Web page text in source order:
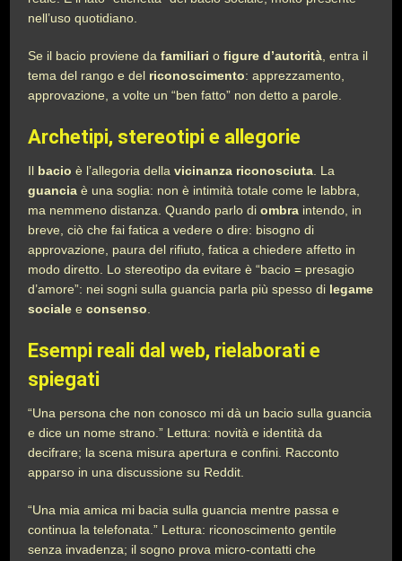
nell’uso quotidiano.
Se il bacio proviene dafamiliari ofigure d’autorità , entra il
tema del rango e del riconoscimento: apprezzamento,
approvazione, a volte un “ben fatto” non detto a parole.
Archetipi, stereotipi e allegorie
Il bacio è l’allegoria dellavicinanza riconosciuta . La
guancia è una soglia: non è intimità totale come le labbra,
ma nemmeno distanza. Quando parlo diombra intendo, in
breve, ciò che fai fatica a vedere o dire: bisogno di
approvazione, paura del rifiuto, fatica a chiedere affetto in
modo diretto. Lo stereotipo da evitare è “bacio = presagio
d’amore”: nei sogni sulla guancia parla più spesso di legame
sociale econsenso
Esempi reali dal web, rielaborati e
spiegati
“Una persona che non conosco mi dà un bacio sulla guancia
e dice un nome strano.” Lettura: novità e identità da
decifrare; la scena misura apertura e confini. Racconto
apparso in una discussione su Reddit.
“Una mia amica mi bacia sulla guancia mentre passa e
continua la telefonata.” Lettura: riconoscimento gentile
senza invadenza; il sogno prova micro-contatti che